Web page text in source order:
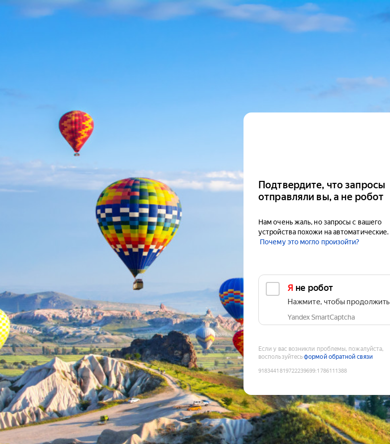
Подтвердите, что запросы
отправляли вы, а не робот
Нам очень жаль, но запросы с вашего
устройства похожи на автоматические.
Почему это могло произойти?
Я не робот
Нажмите, чтобы продолжить
Yandex SmartCaptcha
Если у вас возникли проблемы, пожалуйста,
воспользуйтесьформой обратной связи
9183441819722239699:1786111388